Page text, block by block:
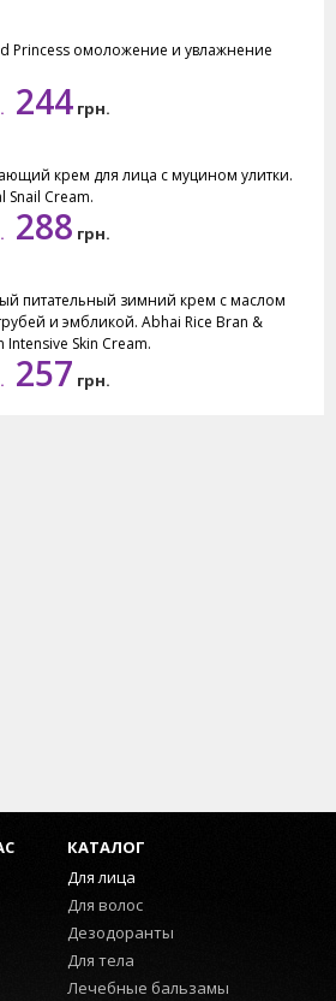
Princess омоложение и увлажнение
244 грн.
крем для лица с муцином улитки.
Snail Cream.
288 грн.
питательный зимний крем с маслом
и эмбликой. Abhai Rice Bran &
Intensive Skin Cream.
257 грн.
КАТАЛОГ
Для лица
Для волос
Дезодоранты
Для тела
Лечебные бальзамы